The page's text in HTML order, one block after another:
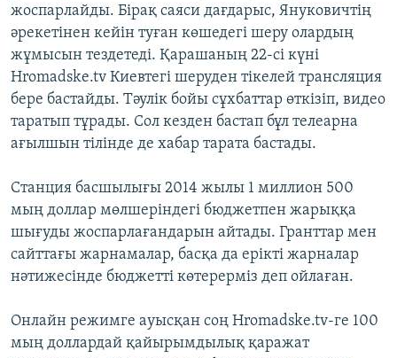
жоспарлайды. Бірақ саяси дағдарыс, Януковичтің
әрекетінен кейін туған көшедегі шеру олардың
жұмысын тездетеді. Қарашаның 22-cі күні
Hromadske.tv Киевтегі шеруден тікелей трансляция
бере бастайды. Тәулік бойы сұхбаттар өткізіп, видео
таратып тұрады. Сол кезден бастап бұл телеарна
ағылшын тілінде де хабар тарата бастады.
Станция басшылығы 2014 жылы 1 миллион 500
мың доллар мөлшеріндегі бюджетпен жарыққа
шығуды жоспарлағандарын айтады. Гранттар мен
сайттағы жарнамалар, басқа да ерікті жарналар
нәтижесінде бюджетті көтерерміз деп ойлаған.
Онлайн режимге ауысқан соң Hromadske.tv-ге 100
мың доллардай қайырымдылық қаражат